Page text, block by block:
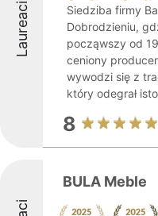
Laureaci
Siedziba firmy
Dobrodzieniu,
począwszy od
ceniony
wywodzi się z
który odegrał
8
BULA Meble